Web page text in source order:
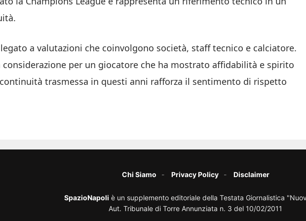
a valutazioni che coinvolgono società, staff tecnico e calciatore.
per un giocatore che ha mostrato affidabilità e spirito
trasmessa in questi anni rafforza il sentimento di rispetto
Chi Siamo Privacy Policy Disclaimer
SpazioNapoli è un supplemento editoriale della Testata Giornalistica
Aut. Tribunale di Torre Annunziata n. 3 del 10/02/2011